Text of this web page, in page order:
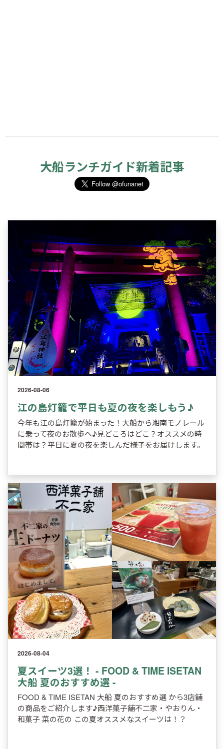
大船ランチガイド新着記事
2026-08-06
江の島灯籠で平日も夏の夜を楽しもう♪
今年も江の島灯籠が始まった！大船から湘南モノレール
に乗って夜のお散歩へ♪見どころはどこ？オススメの時
間帯は？平日に夏の夜を楽しんだ様子をお届けします。
2026-08-04
夏スイーツ3選！ - FOOD & TIME ISETAN
大船 夏のおすすめ選 -
FOOD & TIME ISETAN 大船 夏のおすすめ選 から3店舗
の商品をご紹介します♪西洋菓子舗不二家・やおりん・
和菓子 菜の花の この夏オススメなスイーツは！？